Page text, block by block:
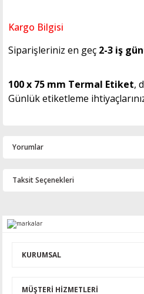
Kargo Bilgisi
Siparişleriniz en geç 2-3 iş
100 x 75 mm Termal Etiket,
Günlük etiketleme
Yorumlar
Taksit Seçenekleri
KURUMSAL
MÜŞTERİ HİZMETLERİ